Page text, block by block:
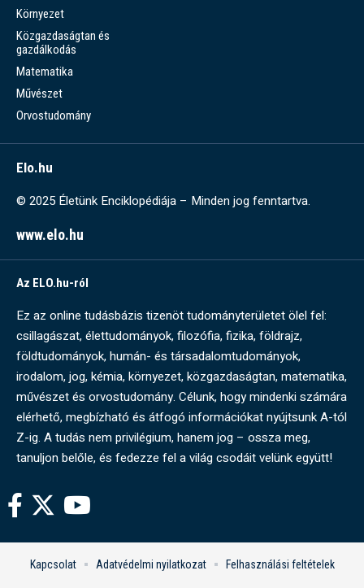
Környezet
Közgazdaságtan és
gazdálkodás
Matematika
Művészet
Orvostudomány
Elo.hu
© 2025 Életünk Enciklopédiája – Minden jog fenntartva.
www.elo.hu
Az ELO.hu-ról
Ez az online tudásbázis tizenöt tudományterületet ölel fel:
csillagászat, élettudományok, filozófia, fizika, földrajz,
földtudományok, humán- és társadalomtudományok,
irodalom, jog, kémia, környezet, közgazdaságtan, matematika,
művészet és orvostudomány. Célunk, hogy mindenki számára
elérhető, megbízható és átfogó információkat nyújtsunk A-tól
Z-ig. A tudás nem privilégium, hanem jog – ossza meg,
tanuljon belőle, és fedezze fel a világ csodáit velünk együtt!
Kapcsolat Adatvédelmi nyilatkozat Felhasználási feltételek